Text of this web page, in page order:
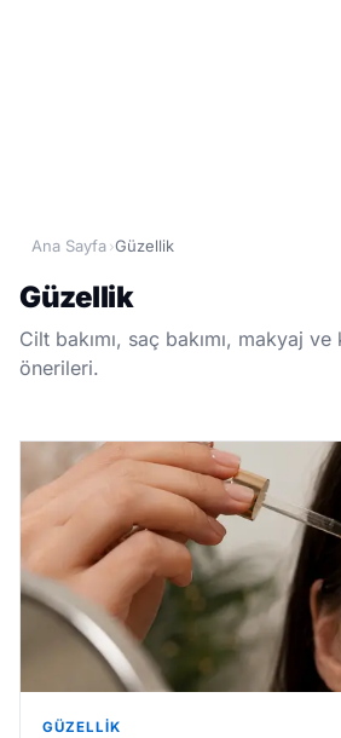
Ana Sayfa ›Güzellik
Güzellik
Cilt bakımı, saç bakımı, makyaj ve
önerileri.
GÜZELLIK